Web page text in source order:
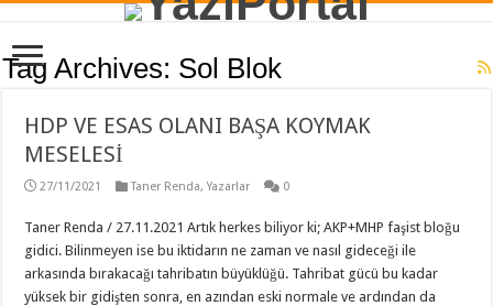
Tag Archives: Sol Blok
HDP VE ESAS OLANI BAŞA KOYMAK
MESELESİ
27/11/2021 Taner Renda,Yazarlar 0
Taner Renda / 27.11.2021 Artık herkes biliyor ki; AKP+MHP faşist bloğu
gidici. Bilinmeyen ise bu iktidarın ne zaman ve nasıl gideceği ile
arkasında bırakacağı tahribatın büyüklüğü. Tahribat gücü bu kadar
yüksek bir gidişten sonra, en azından eski normale ve ardından da